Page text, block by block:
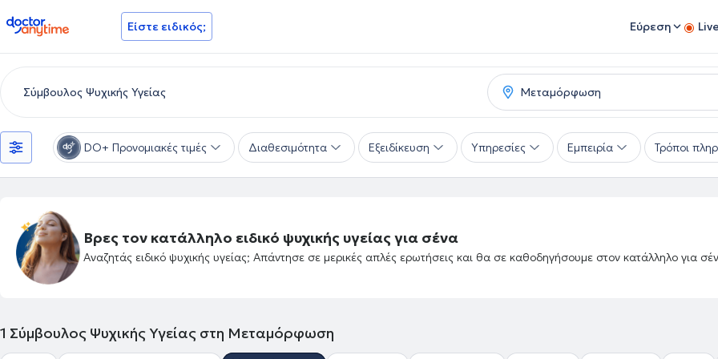
doctoranytime Είστε ειδικός; Εύρεση
DO+ Προνομιακές τιμές Διαθεσιμότητα Εξειδίκευση Υπηρεσίες Εμπειρία Τρόποι
Βρες τον κατάλληλο ειδικό ψυχικής υγείας για σένα
Αναζητάς ειδικό ψυχικής υγείας; Απάντησε σε μερικές απλές ερωτήσεις και θα σε καθοδηγήσουμε στον κατάλληλο για
1 Σύμβουλος Ψυχικής Υγείας στη Μεταμόρφωση